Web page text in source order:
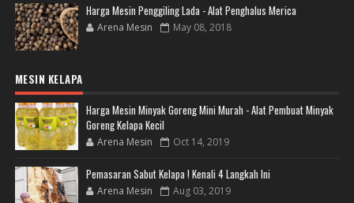
Harga Mesin Penggiling Lada - Alat Penghalus Merica
Arena Mesin May 08, 2018
MESIN KELAPA
Harga Mesin Minyak Goreng Mini Murah - Alat Pembuat Minyak
Goreng Kelapa Kecil
Arena Mesin Oct 14, 2019
Pemasaran Sabut Kelapa ! Kenali 4 Langkah Ini
Arena Mesin Aug 03, 2019